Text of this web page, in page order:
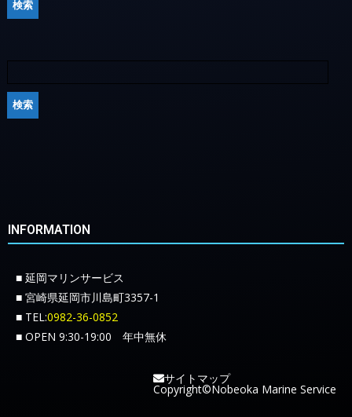
INFORMATION
■ 延岡マリンサービス
■ 宮崎県延岡市川島町3357-1
■ TEL:0982-36-0852
■ OPEN 9:30-19:00 年中無休
サイトマップ
Copyright©Nobeoka Marine Service